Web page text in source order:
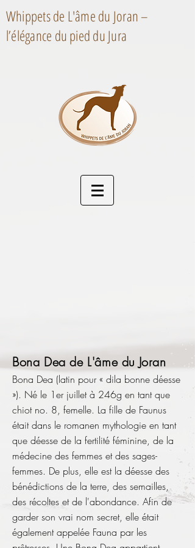
Whippets de L'âme du Joran –
l’élégance du pied du Jura
Bona Dea de L'âme du Joran
Bona Dea (latin pour « dila bonne déesse
»). Né le 1er juillet à 246g en tant que
chiot no. 8, femelle. La fille de Faunus
était dans le romanen mythologie en tant
que déesse de la fertilité féminine, de la
médecine des femmes et des sages-
femmes. De plus, elle est la déesse des
bénédictions de la terre, des semailles,
des récoltes et de l'abondance. Afin de
garder son vrai nom secret, elle était
également appelée Fauna par les